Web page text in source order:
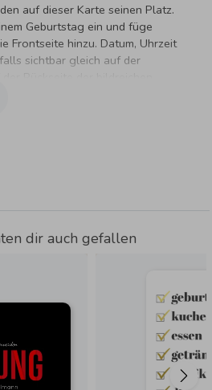
auf dieser Karte seinen Platz.
Geburtstag ein und füge
Frontseite hinzu. Datum, Uhrzeit
sichtbar gleich auf der
Informationen zu deiner Feier
dir auch gefallen